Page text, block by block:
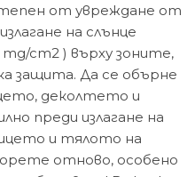
от увреждане от
на слънце
cm2 ) върху зоните,
защита. Да се обърне
деколтето и
преди излагане на
и тялото на
отново, особено